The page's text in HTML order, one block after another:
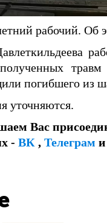
рабочий.
травм
погибшего из
уточняются.
Вас
- ВК , Телеграм и